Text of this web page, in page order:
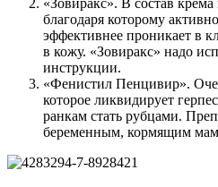
«Зовиракс». В состав
благодаря которому
эффективнее проникает в
в кожу. «Зовиракс» надо
инструкции.
«Фенистил Пенцивир».
которое ликвидирует
ранкам стать рубцами.
беременным, кормящим